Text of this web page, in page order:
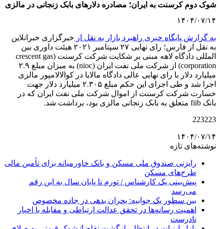
شوک دوم کرسنت به ایران؛ مصادره دلارهای بابک زنجانی در مالزی
۱۴۰۴/۰۷/۱۴
به گزارش پایگاه خبری راهبرد بازار به نقل از خبرگزاری خبرانلاین
به نقل از فارس؛ رای نهایی ۲۷ سپتامبر ۲۰۲۱ هیئت داوری بین
المللی دادگاه لاهه مبنی بر شکایت شرکت کرسنت (crescent gas
corporation) از شرکت ملی نفت ایران (nioc) به میزان مبلغ ۲.۹
میلیارد دلار با رای نهایی عالی دادگاه مالایا در کوالالامپور مالزی
اجرا شد و طی اجرای این حکم مبلغ ۲.۳۰۵ میلیارد دلار جهت
خسارت شرکت کرسنت از اموال شرکت ملی نفت ایران که در
بانک fiib متعلق به بابک زنجانی مالزی بود، برداشت شد.
223223
۱۴۰۴/۰۷/۱۴
نوشته‌های تازه
رایزنی صندوق ملی مسکن و بانک خاورمیانه برای تأمین مالی
طرح‌های مسکن
پیش‌بینی یک کارشناس / تورم تا پایان سال به این رقم
می‌رسد
بین سطور یک جوابیه: بحران بدهی در جاده مخصوص
اهمیت رسانه‌ها در تحقق عدالت ارتباطی و مقابله با اخبار
نادرست